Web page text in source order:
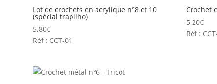
Lot de crochets en acrylique n°8 et 10
(spécial trapilho)
5,80€
Réf : CCT-01
Crochet
5,20€
Réf :